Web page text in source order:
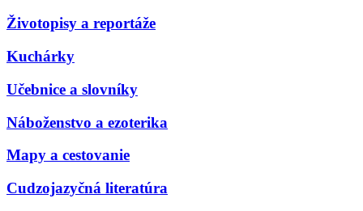
Životopisy a reportáže
Kuchárky
Učebnice a slovníky
Náboženstvo a ezoterika
Mapy a cestovanie
Cudzojazyčná literatúra